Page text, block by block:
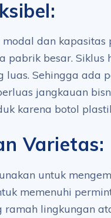
dan
pabrik besar.
luas. Sehingga ada
jangkauan
karena botol
Varietas:
untuk
memenuhi
ramah lingkungan